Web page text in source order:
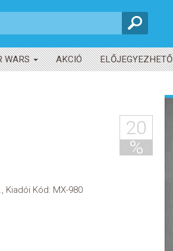
WARS AKCIÓ ELŐJEGYEZHETŐ
20
%
Kiadói Kód: MX-980